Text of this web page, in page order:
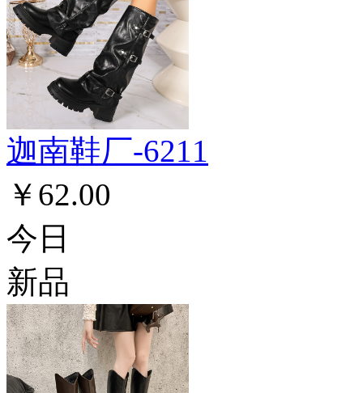
迦南鞋厂-6211
￥62.00
今日
新品